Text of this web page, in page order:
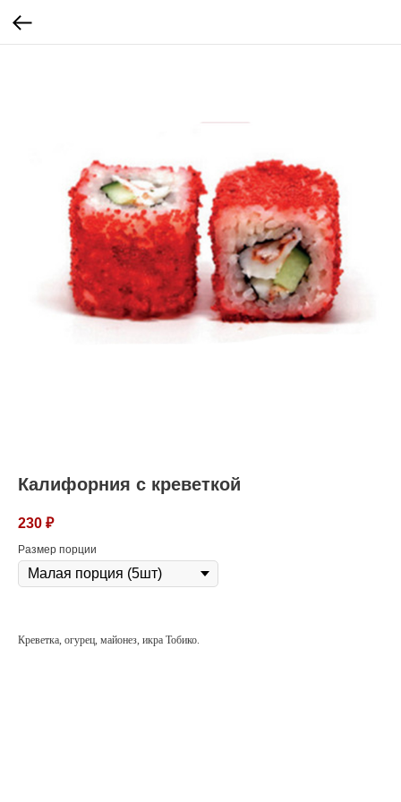
Калифорния с креветкой
230 ₽
Размер порции
Креветка, огурец, майонез, икра Тобико.